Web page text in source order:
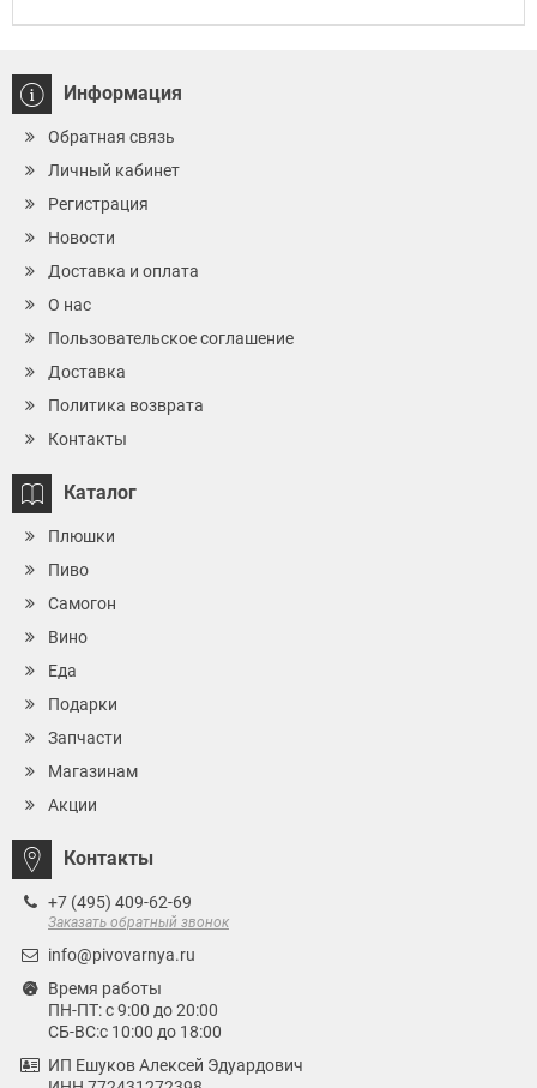
Информация
Обратная связь
Личный кабинет
Регистрация
Новости
Доставка и оплата
О нас
Пользовательское соглашение
Доставка
Политика возврата
Контакты
Каталог
Плюшки
Пиво
Самогон
Вино
Еда
Подарки
Запчасти
Магазинам
Акции
Контакты
+7 (495) 409-62-69
Заказать обратный звонок
info@pivovarnya.ru
Время работы
ПН-ПТ: с 9:00 до 20:00
СБ-ВС:с 10:00 до 18:00
ИП Ешуков Алексей Эдуардович